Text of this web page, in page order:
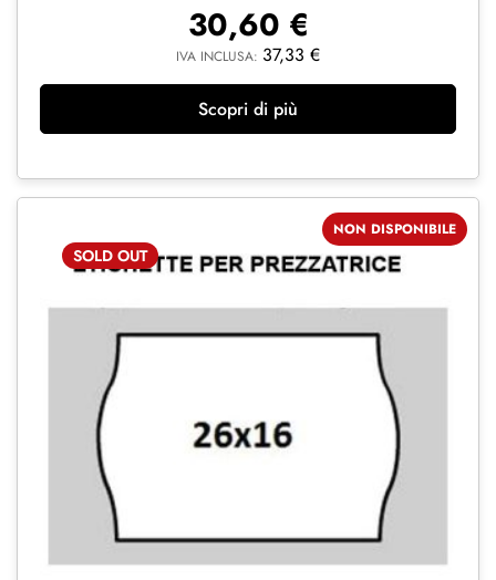
30,60 €
IVA INCLUSA: 37,33 €
Scopri di più
SOLD OUT
NON DISPONIBILE